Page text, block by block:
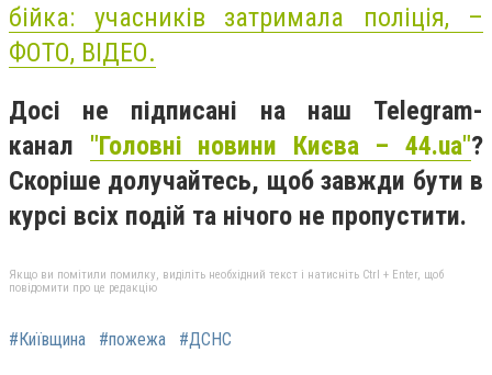
бійка: учасників затримала поліція, –
ФОТО, ВІДЕО.
Досі не підписані на наш Telegram-
канал "Головні новини Києва – 44.ua"?
Скоріше долучайтесь, щоб завжди бути в
курсі всіх подій та нічого не пропустити.
Якщо ви помітили помилку, виділіть необхідний текст і натисніть Ctrl + Enter, щоб
повідомити про це редакцію
#Київщина #пожежа #ДСНС